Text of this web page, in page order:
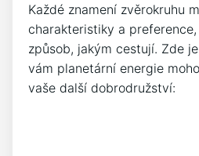
Každé znamení zvěrokruhu
charakteristiky a
způsob, jakým cestují. Zde
vám planetární energie
vaše další dobrodružství: